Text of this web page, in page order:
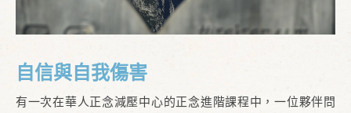
自信與自我傷害
有一次在華人正念減壓中心的正念進階課程中，一位夥伴問